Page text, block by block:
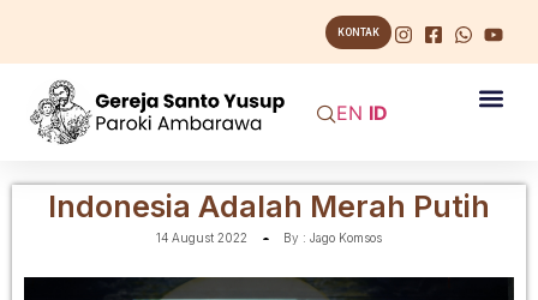
KONTAK
EN ID
Indonesia Adalah Merah Putih
14 August 2022 By : Jago Komsos